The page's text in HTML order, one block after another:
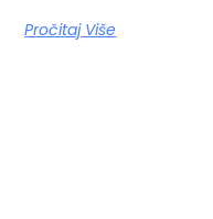
Pročitaj Više